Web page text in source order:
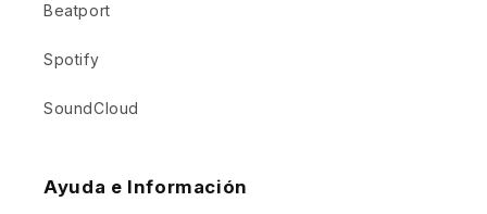
Beatport
Spotify
SoundCloud
Ayuda e Información